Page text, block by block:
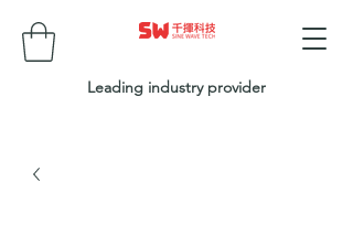
Leading industry provider